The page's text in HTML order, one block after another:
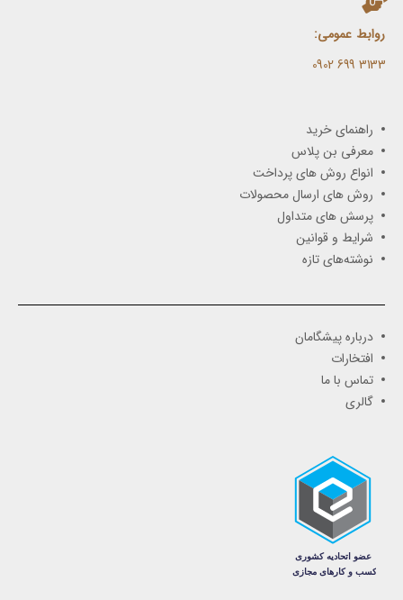
روابط عمومی:
3133 699 0902​
راهنمای خرید
معرفی بن پلاس
انواع روش های پرداخت
روش های ارسال محصولات
پرسش های متداول
شرایط و قوانین
نوشته‌های تازه
درباره پیشگامان
افتخارات
تماس با ما
گالری